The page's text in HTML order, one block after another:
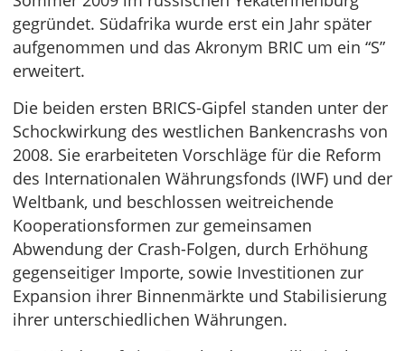
gegründet. Südafrika wurde erst ein Jahr später
aufgenommen und das Akronym BRIC um ein “S”
erweitert.
Die beiden ersten BRICS-Gipfel standen unter der
Schockwirkung des westlichen Bankencrashs von
2008. Sie erarbeiteten Vorschläge für die Reform
des Internationalen Währungsfonds (IWF) und der
Weltbank, und beschlossen weitreichende
Kooperationsformen zur gemeinsamen
Abwendung der Crash-Folgen, durch Erhöhung
gegenseitiger Importe, sowie Investitionen zur
Expansion ihrer Binnenmärkte und Stabilisierung
ihrer unterschiedlichen Währungen.